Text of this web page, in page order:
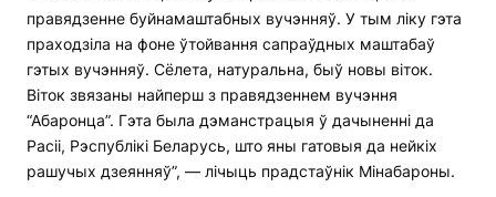
правядзенне буйнамаштабных вучэнняў. У тым ліку гэта
праходзіла на фоне ўтойвання сапраўдных маштабаў
гэтых вучэнняў. Сёлета, натуральна, быў новы віток.
Віток звязаны найперш з правядзеннем вучэння
“Абаронца”. Гэта была дэманстрацыя ў дачыненні да
Расіі, Рэспублікі Беларусь, што яны гатовыя да нейкіх
рашучых дзеянняў”, — лічыць прадстаўнік Мінабароны.